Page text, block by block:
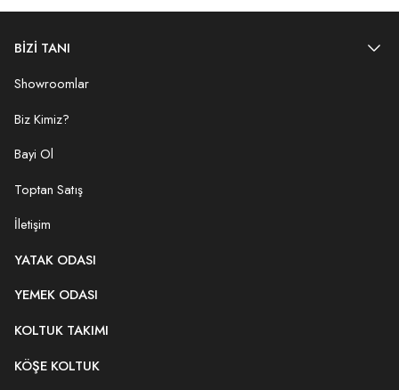
BİZİ TANI
Showroomlar
Biz Kimiz?
Bayi Ol
Toptan Satış
İletişim
YATAK ODASI
YEMEK ODASI
KOLTUK TAKIMI
KÖŞE KOLTUK